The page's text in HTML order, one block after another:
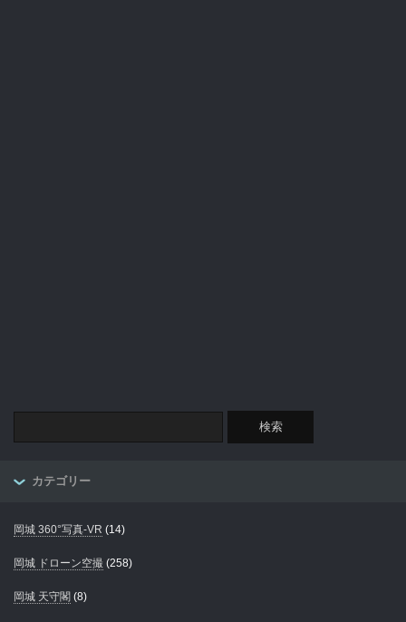
カテゴリー
岡城 360°写真-VR (14)
岡城 ドローン空撮 (258)
岡城 天守閣 (8)